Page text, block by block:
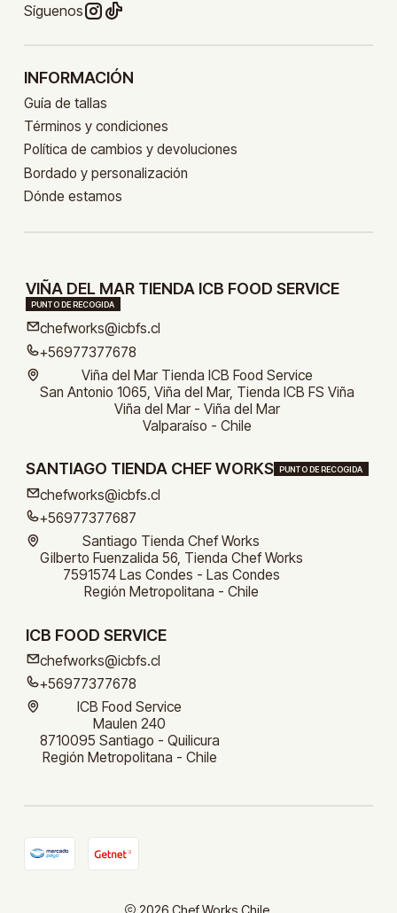
Síguenos
INFORMACIÓN
Guía de tallas
Términos y condiciones
Política de cambios y devoluciones
Bordado y personalización
Dónde estamos
VIÑA DEL MAR TIENDA ICB FOOD SERVICE
PUNTO DE RECOGIDA
chefworks@icbfs.cl
+56977377678
Viña del Mar Tienda ICB Food Service
San Antonio 1065, Viña del Mar, Tienda ICB FS Viña
Viña del Mar - Viña del Mar
Valparaíso - Chile
SANTIAGO TIENDA CHEF WORKS PUNTO DE RECOGIDA
chefworks@icbfs.cl
+56977377687
Santiago Tienda Chef Works
Gilberto Fuenzalida 56, Tienda Chef Works
7591574 Las Condes - Las Condes
Región Metropolitana - Chile
ICB FOOD SERVICE
chefworks@icbfs.cl
+56977377678
ICB Food Service
Maulen 240
8710095 Santiago - Quilicura
Región Metropolitana - Chile
2026 Chef Works Chile.